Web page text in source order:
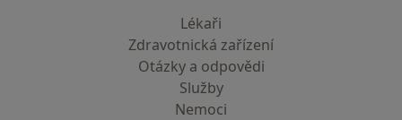
Lékaři
Zdravotnická zařízení
Otázky a odpovědi
Služby
Nemoci